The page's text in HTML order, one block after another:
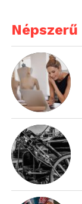
Népszerű